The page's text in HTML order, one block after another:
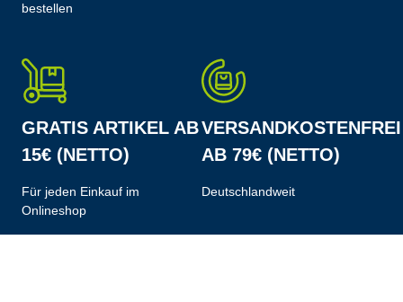
bestellen
GRATIS ARTIKEL AB
15€ (NETTO)
Für jeden Einkauf im
Onlineshop
VERSANDKOSTENFREI
AB 79€ (NETTO)
Deutschlandweit